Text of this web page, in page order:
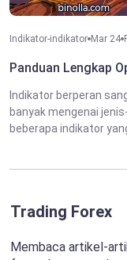
Indikator-indikator Mar 24
Panduan Lengkap
Indikator berperan
banyak mengenai
beberapa indikator
Trading Forex
Membaca artikel-